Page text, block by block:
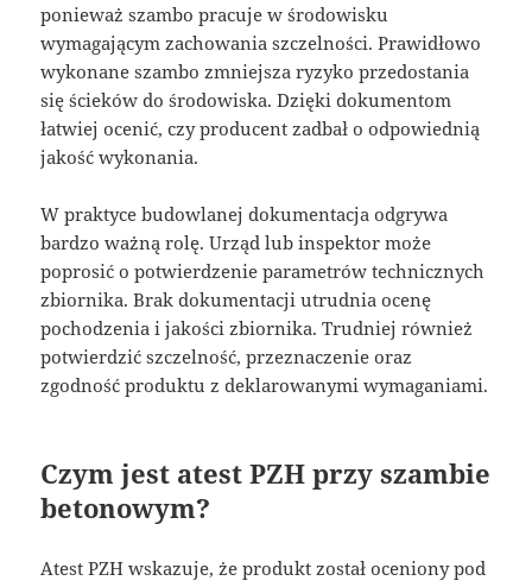
ponieważ szambo pracuje w środowisku
wymagającym zachowania szczelności. Prawidłowo
wykonane szambo zmniejsza ryzyko przedostania
się ścieków do środowiska. Dzięki dokumentom
łatwiej ocenić, czy producent zadbał o odpowiednią
jakość wykonania.
W praktyce budowlanej dokumentacja odgrywa
bardzo ważną rolę. Urząd lub inspektor może
poprosić o potwierdzenie parametrów technicznych
zbiornika. Brak dokumentacji utrudnia ocenę
pochodzenia i jakości zbiornika. Trudniej również
potwierdzić szczelność, przeznaczenie oraz
zgodność produktu z deklarowanymi wymaganiami.
Czym jest atest PZH przy szambie
betonowym?
Atest PZH wskazuje, że produkt został oceniony pod